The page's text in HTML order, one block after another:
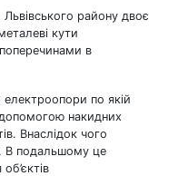
району двоє
кути
в
електроопори по якій
накидних
Внаслідок чого
В подальшому це